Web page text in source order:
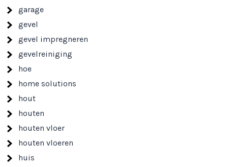
garage
gevel
gevel impregneren
gevelreiniging
hoe
home solutions
hout
houten
houten vloer
houten vloeren
huis